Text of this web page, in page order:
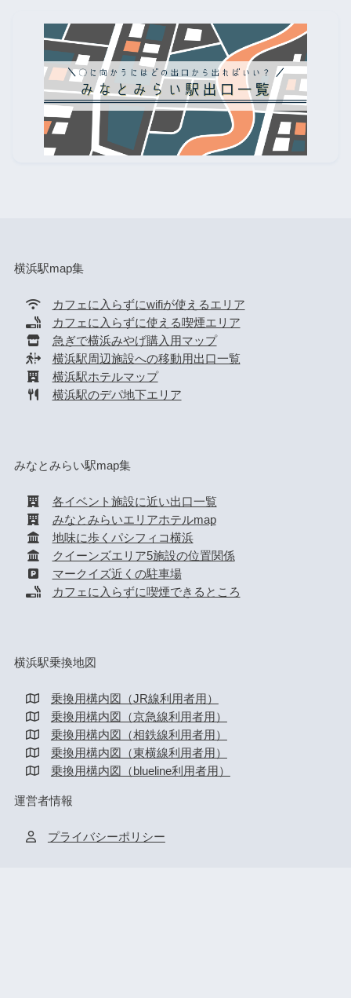
横浜駅map集
カフェに入らずにwifiが使えるエリア
カフェに入らずに使える喫煙エリア
急ぎで横浜みやげ購入用マップ
横浜駅周辺施設への移動用出口一覧
横浜駅ホテルマップ
横浜駅のデパ地下エリア
みなとみらい駅map集
各イベント施設に近い出口一覧
みなとみらいエリアホテルmap
地味に歩くパシフィコ横浜
クイーンズエリア5施設の位置関係
マークイズ近くの駐車場
カフェに入らずに喫煙できるところ
横浜駅乗換地図
乗換用構内図（JR線利用者用）
乗換用構内図（京急線利用者用）
乗換用構内図（相鉄線利用者用）
乗換用構内図（東横線利用者用）
乗換用構内図（blueline利用者用）
運営者情報
プライバシーポリシー